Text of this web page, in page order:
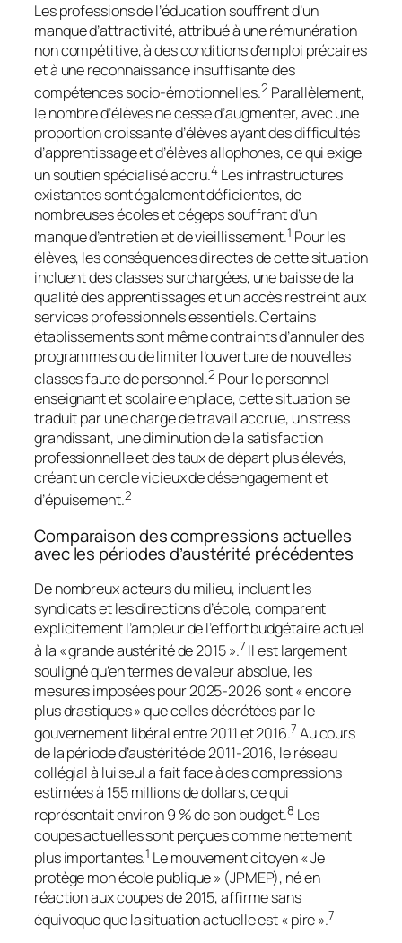
Les professions de l’éducation souffrent d’un
manque d’attractivité, attribué à une rémunération
non compétitive, à des conditions d’emploi précaires
et à une reconnaissance insuffisante des
compétences socio-émotionnelles.2 Parallèlement,
le nombre d’élèves ne cesse d’augmenter, avec une
proportion croissante d’élèves ayant des difficultés
d’apprentissage et d’élèves allophones, ce qui exige
un soutien spécialisé accru.4 Les infrastructures
existantes sont également déficientes, de
nombreuses écoles et cégeps souffrant d’un
manque d’entretien et de vieillissement.1 Pour les
élèves, les conséquences directes de cette situation
incluent des classes surchargées, une baisse de la
qualité des apprentissages et un accès restreint aux
services professionnels essentiels. Certains
établissements sont même contraints d’annuler des
programmes ou de limiter l’ouverture de nouvelles
classes faute de personnel.2 Pour le personnel
enseignant et scolaire en place, cette situation se
traduit par une charge de travail accrue, un stress
grandissant, une diminution de la satisfaction
professionnelle et des taux de départ plus élevés,
créant un cercle vicieux de désengagement et
d’épuisement.2
Comparaison des compressions actuelles
avec les périodes d’austérité précédentes
De nombreux acteurs du milieu, incluant les
syndicats et les directions d’école, comparent
explicitement l’ampleur de l’effort budgétaire actuel
à la « grande austérité de 2015 ».7 Il est largement
souligné qu’en termes de valeur absolue, les
mesures imposées pour 2025-2026 sont « encore
plus drastiques » que celles décrétées par le
gouvernement libéral entre 2011 et 2016.7 Au cours
de la période d’austérité de 2011-2016, le réseau
collégial à lui seul a fait face à des compressions
estimées à 155 millions de dollars, ce qui
représentait environ 9 % de son budget.8 Les
coupes actuelles sont perçues comme nettement
plus importantes.1 Le mouvement citoyen « Je
protège mon école publique » (JPMEP), né en
réaction aux coupes de 2015, affirme sans
équivoque que la situation actuelle est « pire ».7